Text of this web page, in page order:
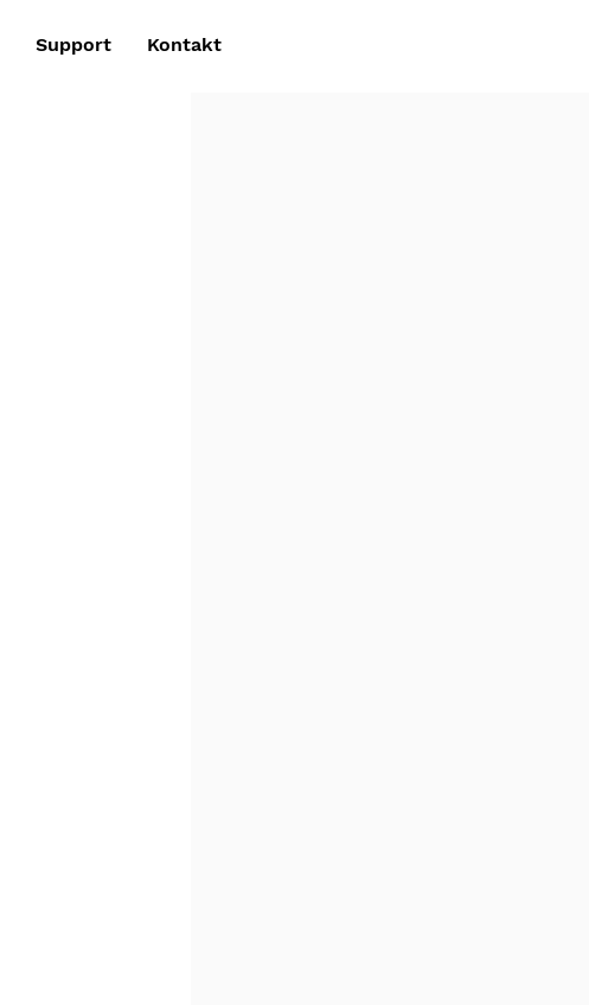
Support Kontakt